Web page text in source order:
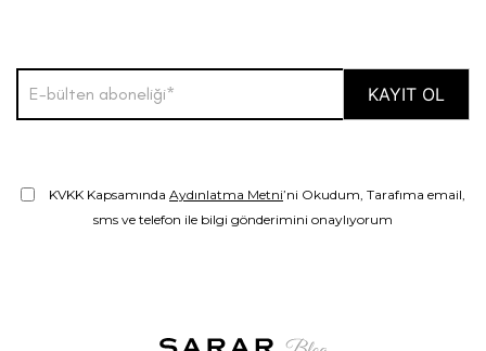
KVKK Kapsamında Aydınlatma Metni’ni Okudum, Tarafıma email,
sms ve telefon ile bilgi gönderimini onaylıyorum